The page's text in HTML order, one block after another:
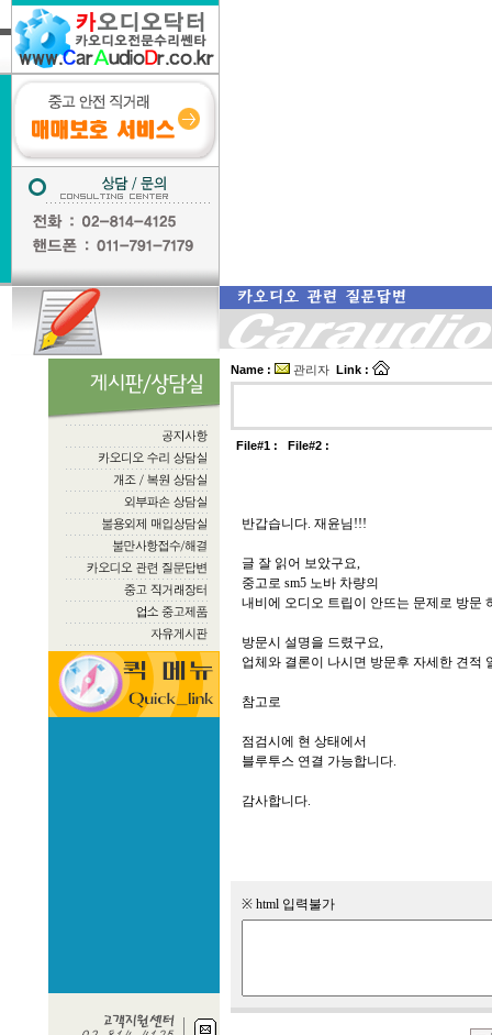
Name : 관리자 Link :
File#1 : File#2 :
반갑습니다. 재윤님!!!
글 잘 읽어 보았구요,
중고로 sm5 노바 차량의
내비에 오디오 트립이 안뜨는 문제로 방문
방문시 설명을 드렸구요,
업체와 결론이 나시면 방문후 자세한 견적
참고로
점검시에 현 상태에서
블루투스 연결 가능합니다.
감사합니다.
※ html 입력불가